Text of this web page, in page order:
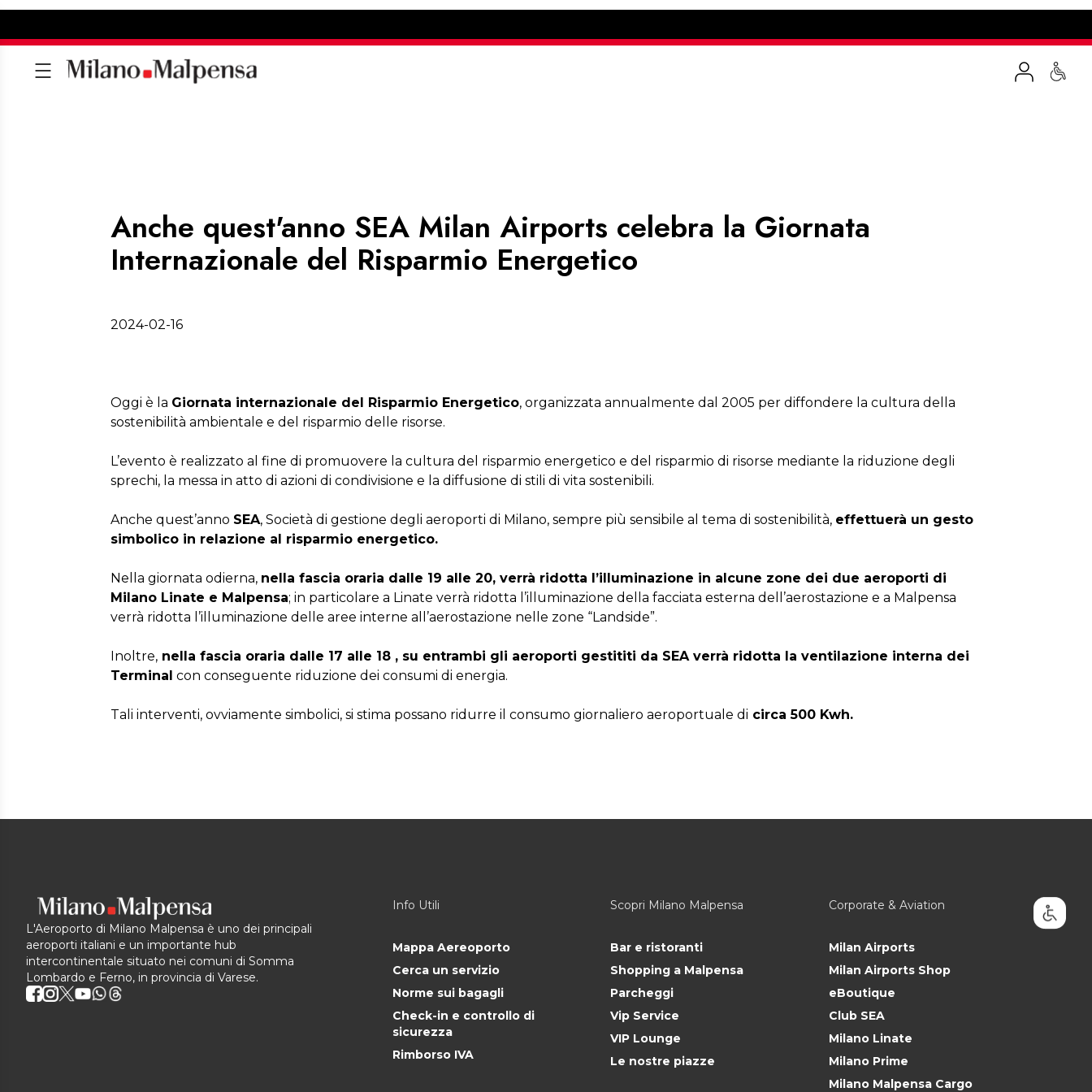
Anche quest'anno SEA Milan Airports celebra la Giornata
Internazionale del Risparmio Energetico
2024-02-16
Oggi è la Giornata internazionale del Risparmio Energetico, organizzata annualmente dal 2005 per diffondere la cultura della
sostenibilità ambientale e del risparmio delle risorse.
L’evento è realizzato al fine di promuovere la cultura del risparmio energetico e del risparmio di risorse mediante la riduzione degli
sprechi, la messa in atto di azioni di condivisione e la diffusione di stili di vita sostenibili.
Anche quest’anno SEA, Società di gestione degli aeroporti di Milano, sempre più sensibile al tema di sostenibilità, effettuerà un gesto
simbolico in relazione al risparmio energetico.
Nella giornata odierna, nella fascia oraria dalle 19 alle 20, verrà ridotta l’illuminazione in alcune zone dei due aeroporti di
Milano Linate e Malpensa; in particolare a Linate verrà ridotta l’illuminazione della facciata esterna dell’aerostazione e a Malpensa
verrà ridotta l’illuminazione delle aree interne all’aerostazione nelle zone “Landside”.
Inoltre, nella fascia oraria dalle 17 alle 18 , su entrambi gli aeroporti gestititi da SEA verrà ridotta la ventilazione interna dei
Terminal con conseguente riduzione dei consumi di energia.
Tali interventi, ovviamente simbolici, si stima possano ridurre il consumo giornaliero aeroportuale di circa 500 Kwh.
L'Aeroporto di Milano Malpensa è uno dei principali
aeroporti italiani e un importante hub
intercontinentale situato nei comuni di Somma
Lombardo e Ferno, in provincia di Varese.
Info Utili
Mappa Aereoporto
Cerca un servizio
Norme sui bagagli
Check-in e controllo di
sicurezza
Rimborso IVA
Scopri Milano Malpensa
Bar e ristoranti
Shopping a Malpensa
Parcheggi
Vip Service
VIP Lounge
Le nostre piazze
Corporate & Aviation
Milan Airports
Milan Airports Shop
eBoutique
Club SEA
Milano Linate
Milano Prime
Milano Malpensa Cargo